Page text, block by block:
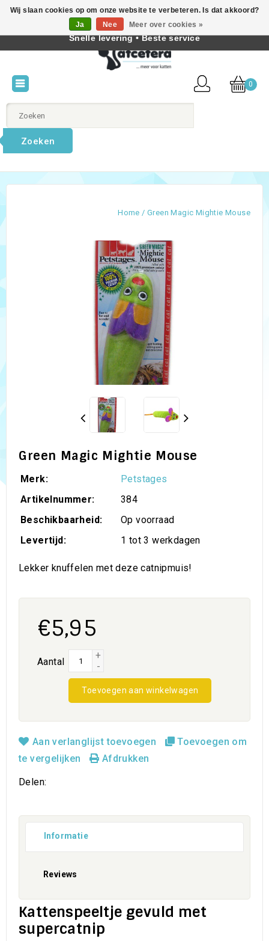
Nederlands
0
Zoeken
Home / Green Magic Mightie Mouse
Green Magic Mightie Mouse
Merk:
Petstages
Artikelnummer:
384
Beschikbaarheid:
Op voorraad
Levertijd:
1 tot 3 werkdagen
Lekker knuffelen met deze catnipmuis!
€5,95
Aantal
+
-
Toevoegen aan winkelwagen
Aan verlanglijst toevoegen
Toevoegen om
te vergelijken
Afdrukken
Delen:
Informatie
Reviews
Kattenspeeltje gevuld met
supercatnip
Wij slaan cookies op om onze website te verbeteren. Is dat akkoord?
Ja
Nee Meer over cookies »
Beste producten voor katten • Kennis van kattengedrag •
Snelle levering • Beste service